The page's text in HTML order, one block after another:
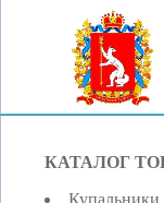
КАТАЛОГ
Купальники